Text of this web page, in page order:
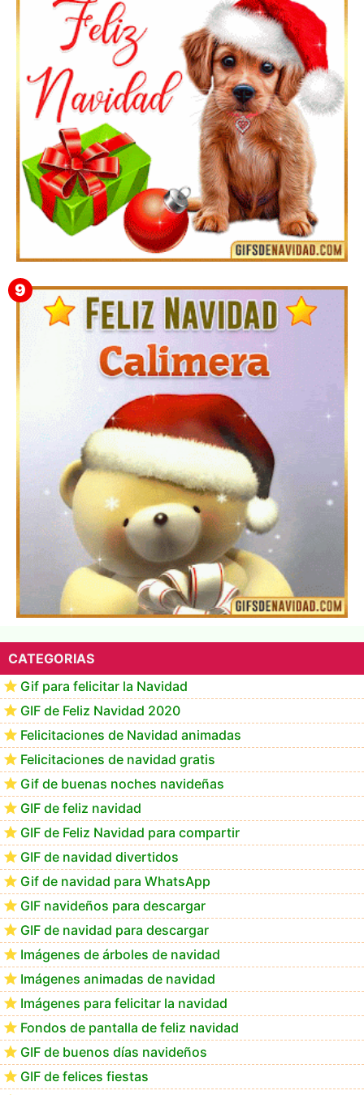
Feliz Navidad y próspero Año Nuevo Quiriaca
▷ Los Mejores Fondos de pantalla de feliz navidad
2022 📖
Feliz Navidad Calimera
CATEGORIAS
Gif para felicitar la Navidad
GIF de Feliz Navidad 2020
Felicitaciones de Navidad animadas
Felicitaciones de navidad gratis
Gif de buenas noches navideñas
GIF de feliz navidad
GIF de Feliz Navidad para compartir
GIF de navidad divertidos
Gif de navidad para WhatsApp
GIF navideños para descargar
GIF de navidad para descargar
Imágenes de árboles de navidad
Imágenes animadas de navidad
Imágenes para felicitar la navidad
Fondos de pantalla de feliz navidad
GIF de buenos días navideños
GIF de felices fiestas